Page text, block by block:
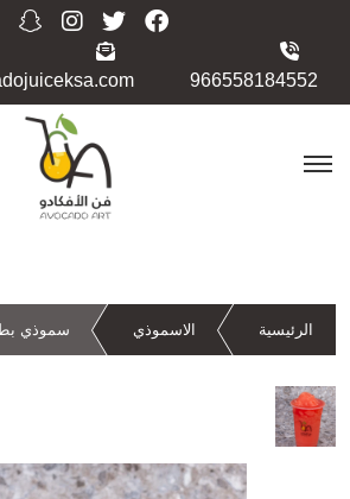
966558184552
الرئيسية الاسموذي سموذي